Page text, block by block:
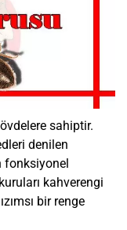
sahiptir.
denilen
fonksiyonel
kahverengi
bir renge